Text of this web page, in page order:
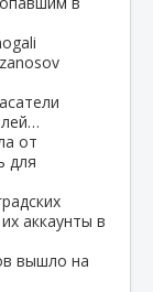
от
для
вышло на